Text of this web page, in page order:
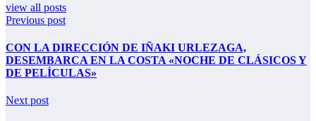
view all posts
Previous post
CON LA DIRECCIÓN DE IÑAKI URLEZAGA,
DESEMBARCA EN LA COSTA «NOCHE DE CLÁSICOS Y
DE PELÍCULAS»
Next post